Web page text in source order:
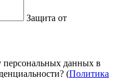
Защита от
данных в
(Политика